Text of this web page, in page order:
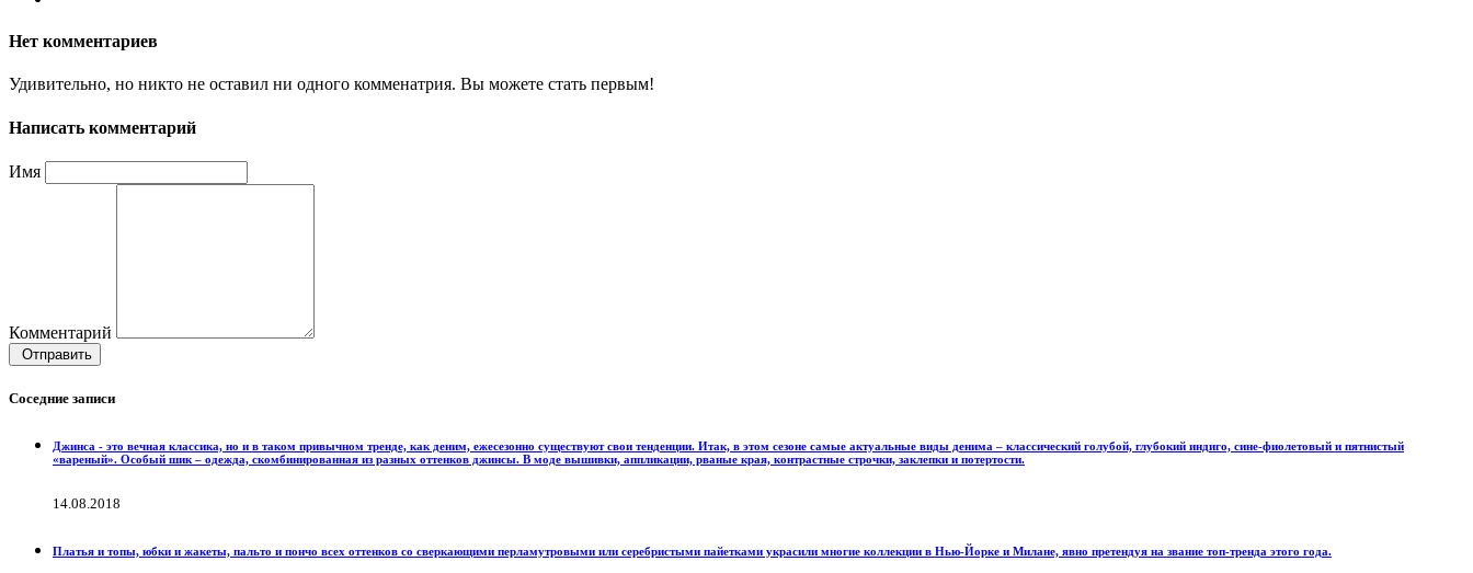
Нет комментариев
Удивительно, но никто не оставил ни одного комменатрия. Вы можете стать первым!
Написать комментарий
Имя
Комментарий
Отправить
Соседние записи
Джинса - это вечная классика, но и в таком привычном тренде, как деним, ежесезонно существуют свои тенденции. Итак, в этом сезоне самые актуальные виды денима – классический голубой, глубокий индиго, сине-фиолетовый и пятнистый
«вареный». Особый шик – одежда, скомбинированная из разных оттенков джинсы. В моде вышивки, аппликации, рваные края, контрастные строчки, заклепки и потертости.
14.08.2018
Платья и топы, юбки и жакеты, пальто и пончо всех оттенков со сверкающими перламутровыми или серебристыми пайетками украсили многие коллекции в Нью-Йорке и Милане, явно претендуя на звание топ-тренда этого года.